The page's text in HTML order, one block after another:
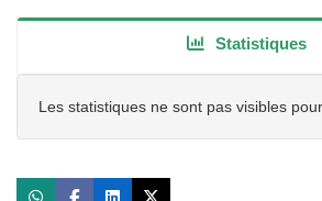
Statistiques
Les statistiques ne sont pas visibles